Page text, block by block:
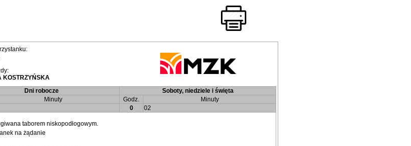
KOSTRZYŃSKA
Dni robocze
Soboty, niedziele i święta
Minuty Godz.
Minuty
0 02
taborem niskopodłogowym.
na żądanie